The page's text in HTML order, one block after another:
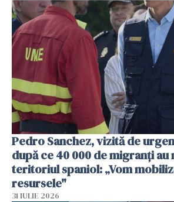
Pedro Sanchez, vizită de
după ce 40 000 de migranți au
teritoriul spaniol: „Vom
resursele"
31 IULIE 2026